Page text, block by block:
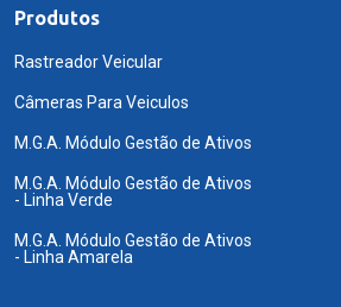
Produtos
Rastreador Veicular
Câmeras Para Veiculos
M.G.A. Módulo Gestão de Ativos
M.G.A. Módulo Gestão de Ativos
- Linha Verde
M.G.A. Módulo Gestão de Ativos
- Linha Amarela